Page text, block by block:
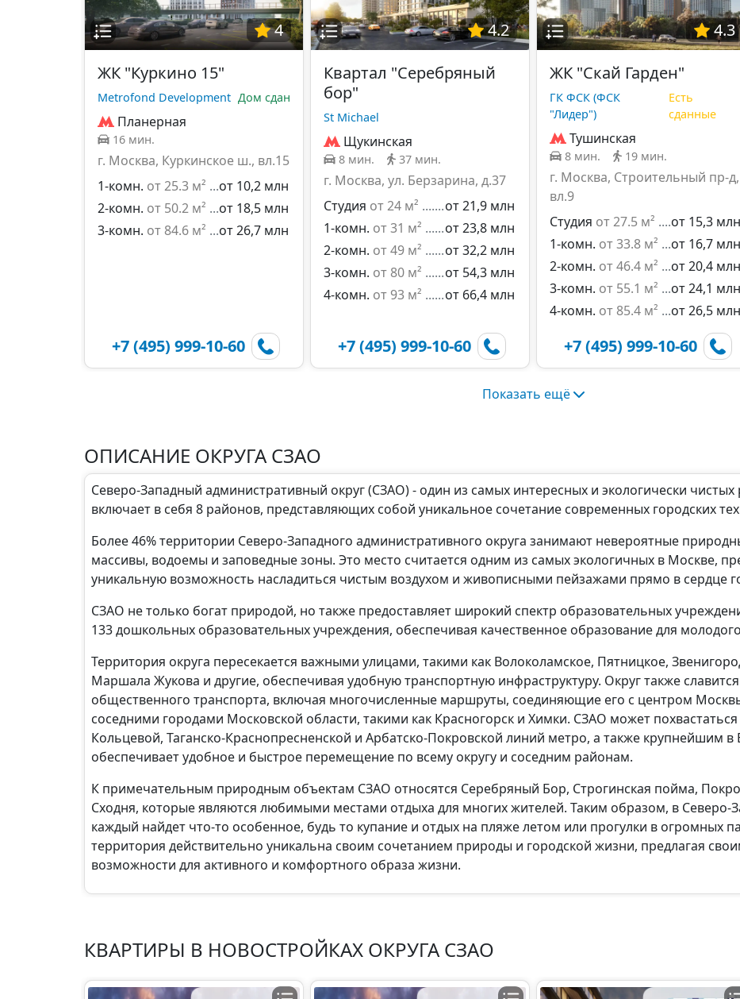
4
ЖК "Куркино 15"
Metrofond Development Дом сдан
Планерная
16 мин.
г. Москва, Куркинское ш., вл.15
1-комн. от 25.3 м²
от 10,2 млн
2-комн. от 50.2 м²
от 18,5 млн
3-комн. от 84.6 м² от 26,7 млн
+7 (495) 999-10-60
4.2
Квартал "Серебряный
бор"
St Michael
Щукинская
8 мин. 37 мин.
г. Москва, ул. Берзарина, д.37
Студия от 24 м²
от 21,9 млн
1-комн. от 31 м²
от 23,8 млн
2-комн. от 49 м²
от 32,2 млн
3-комн. от 80 м²
от 54,3 млн
4-комн. от 93 м² от 66,4 млн
+7 (495) 999-10-60
4.3
ЖК "Скай Гарден"
ГК ФСК (ФСК
"Лидер")
Есть
сданные
Тушинская
8 мин. 19 мин.
г. Москва, Строительный пр-д,
вл.9
Студия от 27.5 м²
от 15,3 млн
1-комн. от 33.8 м²
от 16,7 млн
2-комн. от 46.4 м²
от 20,4 млн
3-комн. от 55.1 м²
от 24,1 млн
4-комн. от 85.4 м² от 26,5 млн
+7 (495) 999-10-60
Показать ещё
ОПИСАНИЕ ОКРУГА СЗАО
Северо-Западный административный округ (СЗАО) - один из самых интересных и экологически чистых
включает в себя 8 районов, представляющих собой уникальное сочетание современных городских
Более 46% территории Северо-Западного административного округа занимают невероятные
массивы, водоемы и заповедные зоны. Это место считается одним из самых экологичных в Москве,
уникальную возможность насладиться чистым воздухом и живописными пейзажами прямо в сердце
СЗАО не только богат природой, но также предоставляет широкий спектр образовательных
133 дошкольных образовательных учреждения, обеспечивая качественное образование для
Территория округа пересекается важными улицами, такими как Волоколамское, Пятницкое,
Маршала Жукова и другие, обеспечивая удобную транспортную инфраструктуру. Округ также
общественного транспорта, включая многочисленные маршруты, соединяющие его с центром
соседними городами Московской области, такими как Красногорск и Химки. СЗАО может
Кольцевой, Таганско-Краснопресненской и Арбатско-Покровской линий метро, а также крупнейшим
обеспечивает удобное и быстрое перемещение по всему округу и соседним районам.
К примечательным природным объектам СЗАО относятся Серебряный Бор, Строгинская пойма,
Сходня, которые являются любимыми местами отдыха для многих жителей. Таким образом, в Северо-
каждый найдет что-то особенное, будь то купание и отдых на пляже летом или прогулки в огромных
территория действительно уникальна своим сочетанием природы и городской жизни, предлагая
возможности для активного и комфортного образа жизни.
КВАРТИРЫ В НОВОСТРОЙКАХ ОКРУГА СЗАО